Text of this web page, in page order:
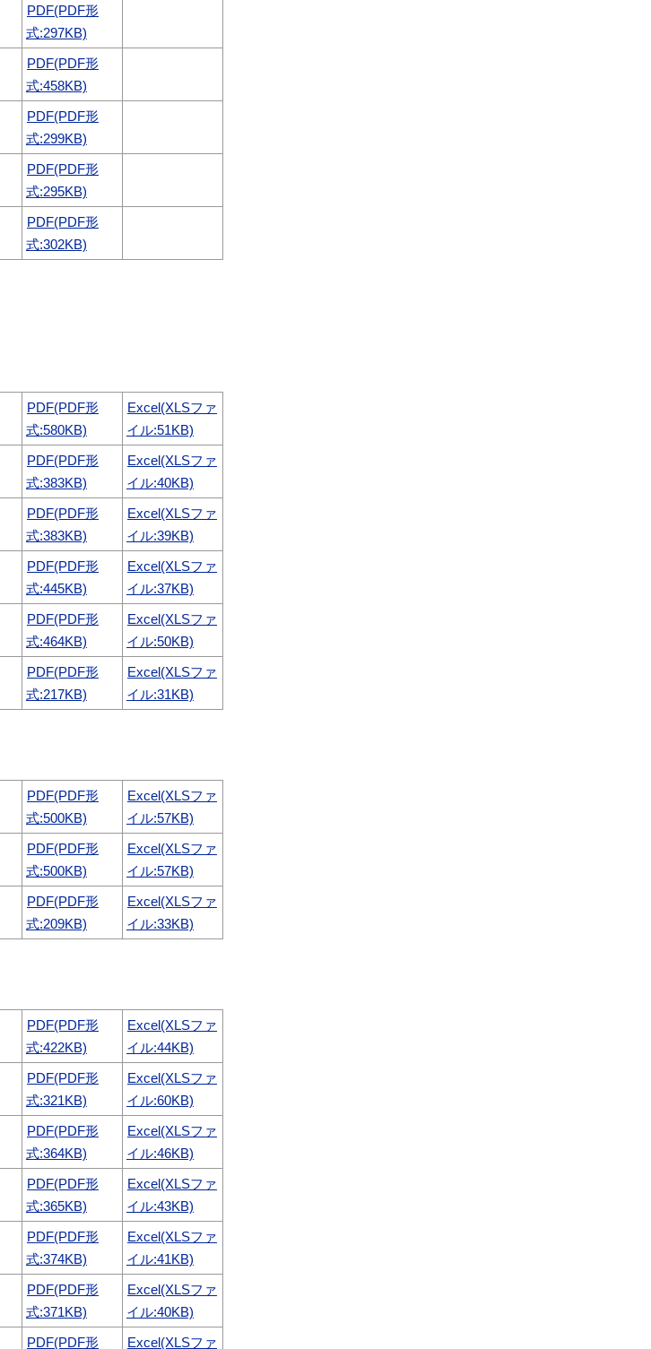
PDF(PDF形
式:297KB)
PDF(PDF形
式:458KB)
PDF(PDF形
式:299KB)
PDF(PDF形
式:295KB)
PDF(PDF形
式:302KB)
PDF(PDF形
式:580KB)
Excel(XLSファ
イル:51KB)
PDF(PDF形
式:383KB)
Excel(XLSファ
イル:40KB)
PDF(PDF形
式:383KB)
Excel(XLSファ
イル:39KB)
PDF(PDF形
式:445KB)
Excel(XLSファ
イル:37KB)
PDF(PDF形
式:464KB)
Excel(XLSファ
イル:50KB)
PDF(PDF形
式:217KB)
Excel(XLSファ
イル:31KB)
PDF(PDF形
式:500KB)
Excel(XLSファ
イル:57KB)
PDF(PDF形
式:500KB)
Excel(XLSファ
イル:57KB)
PDF(PDF形
式:209KB)
Excel(XLSファ
イル:33KB)
PDF(PDF形
式:422KB)
Excel(XLSファ
イル:44KB)
PDF(PDF形
式:321KB)
Excel(XLSファ
イル:60KB)
PDF(PDF形
式:364KB)
Excel(XLSファ
イル:46KB)
PDF(PDF形
式:365KB)
Excel(XLSファ
イル:43KB)
PDF(PDF形
式:374KB)
Excel(XLSファ
イル:41KB)
PDF(PDF形
式:371KB)
Excel(XLSファ
イル:40KB)
PDF(PDF形 Excel(XLSファ